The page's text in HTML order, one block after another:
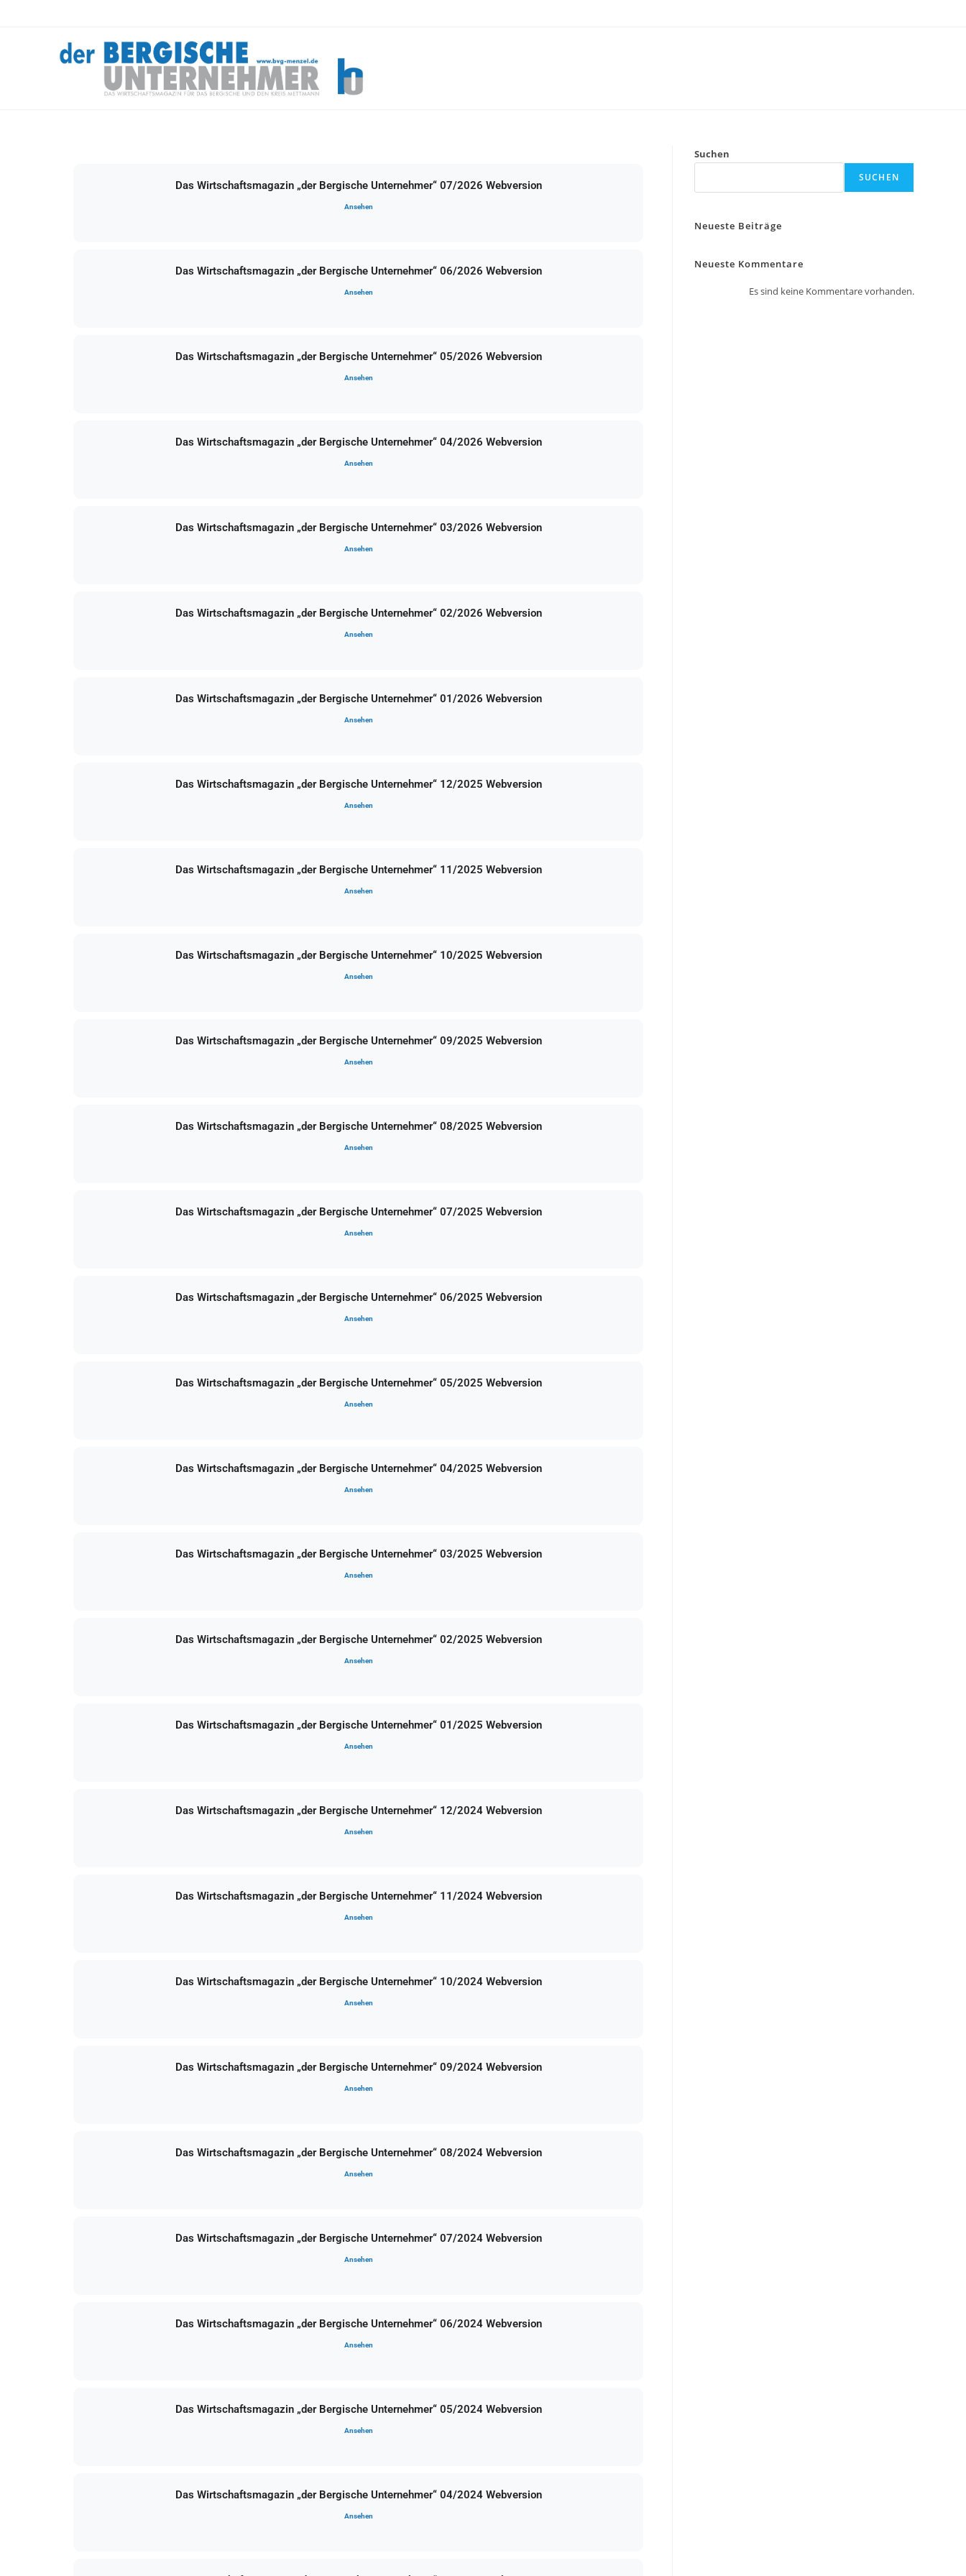
Das Wirtschaftsmagazin „der Bergische Unternehmer“ 07/2026 Webversion
Ansehen
Das Wirtschaftsmagazin „der Bergische Unternehmer“ 06/2026 Webversion
Ansehen
Das Wirtschaftsmagazin „der Bergische Unternehmer“ 05/2026 Webversion
Ansehen
Das Wirtschaftsmagazin „der Bergische Unternehmer“ 04/2026 Webversion
Ansehen
Das Wirtschaftsmagazin „der Bergische Unternehmer“ 03/2026 Webversion
Ansehen
Das Wirtschaftsmagazin „der Bergische Unternehmer“ 02/2026 Webversion
Ansehen
Das Wirtschaftsmagazin „der Bergische Unternehmer“ 01/2026 Webversion
Ansehen
Das Wirtschaftsmagazin „der Bergische Unternehmer“ 12/2025 Webversion
Ansehen
Das Wirtschaftsmagazin „der Bergische Unternehmer“ 11/2025 Webversion
Ansehen
Das Wirtschaftsmagazin „der Bergische Unternehmer“ 10/2025 Webversion
Ansehen
Das Wirtschaftsmagazin „der Bergische Unternehmer“ 09/2025 Webversion
Ansehen
Das Wirtschaftsmagazin „der Bergische Unternehmer“ 08/2025 Webversion
Ansehen
Das Wirtschaftsmagazin „der Bergische Unternehmer“ 07/2025 Webversion
Ansehen
Das Wirtschaftsmagazin „der Bergische Unternehmer“ 06/2025 Webversion
Ansehen
Das Wirtschaftsmagazin „der Bergische Unternehmer“ 05/2025 Webversion
Ansehen
Das Wirtschaftsmagazin „der Bergische Unternehmer“ 04/2025 Webversion
Ansehen
Das Wirtschaftsmagazin „der Bergische Unternehmer“ 03/2025 Webversion
Ansehen
Das Wirtschaftsmagazin „der Bergische Unternehmer“ 02/2025 Webversion
Ansehen
Das Wirtschaftsmagazin „der Bergische Unternehmer“ 01/2025 Webversion
Ansehen
Das Wirtschaftsmagazin „der Bergische Unternehmer“ 12/2024 Webversion
Ansehen
Das Wirtschaftsmagazin „der Bergische Unternehmer“ 11/2024 Webversion
Ansehen
Das Wirtschaftsmagazin „der Bergische Unternehmer“ 10/2024 Webversion
Ansehen
Das Wirtschaftsmagazin „der Bergische Unternehmer“ 09/2024 Webversion
Ansehen
Das Wirtschaftsmagazin „der Bergische Unternehmer“ 08/2024 Webversion
Ansehen
Das Wirtschaftsmagazin „der Bergische Unternehmer“ 07/2024 Webversion
Ansehen
Das Wirtschaftsmagazin „der Bergische Unternehmer“ 06/2024 Webversion
Ansehen
Das Wirtschaftsmagazin „der Bergische Unternehmer“ 05/2024 Webversion
Ansehen
Das Wirtschaftsmagazin „der Bergische Unternehmer“ 04/2024 Webversion
Ansehen
Suchen
SUCHEN
Neueste Beiträge
Neueste Kommentare
Es sind keine Kommentare vorhanden.